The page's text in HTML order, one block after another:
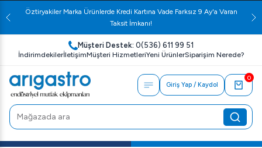
Öztiryakiler Marka Ürünlerde Kredi Kartına Vade Farksız 9 Ay'a Varan
Taksit İmkanı!
Müşteri Destek: 0(536) 611 99 51
İndirimdekilerİletişimMüşteri HizmetleriYeni ÜrünlerSiparişim Nerede?
Giriş Yap / Kaydol
0